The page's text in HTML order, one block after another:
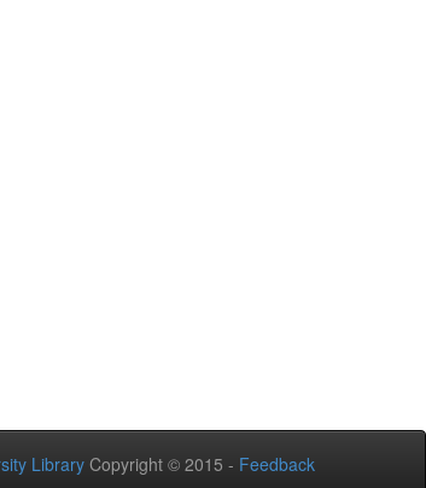
LibraryCopyright © 2015 - Feedback